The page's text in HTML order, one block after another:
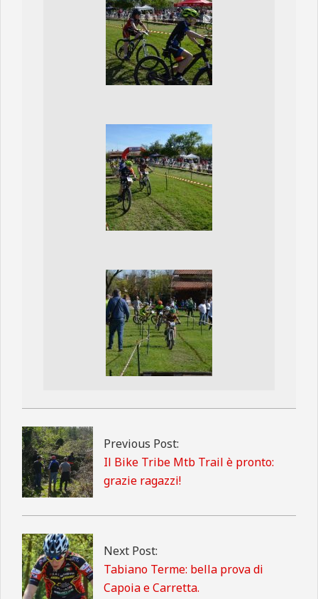
2018-
04-
18
Previous Post:
Il Bike Tribe Mtb Trail è pronto:
grazie ragazzi!
Next Post:
Tabiano Terme: bella prova di
Capoia e Carretta.